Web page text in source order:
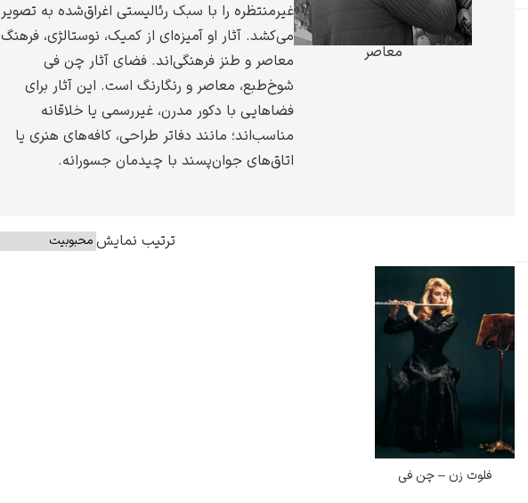
کامی پیسارو
ادوارد هاپر
معاصر
غیرمنتظره را با سبک رئالیستی اغراق‌شده به تصویر
می‌کشد. آثار او آمیزه‌ای از کمیک، نوستالژی، فرهنگ
معاصر و طنز فرهنگی‌اند. فضای آثار چن فی
شوخ‌طبع، معاصر و رنگارنگ است. این آثار برای
فضاهایی با دکور مدرن، غیررسمی یا خلاقانه
مناسب‌اند؛ مانند دفاتر طراحی، کافه‌های هنری یا
اتاق‌های جوان‌پسند با چیدمان جسورانه.
ترتیب نمایش
فلوت زن – چن فی